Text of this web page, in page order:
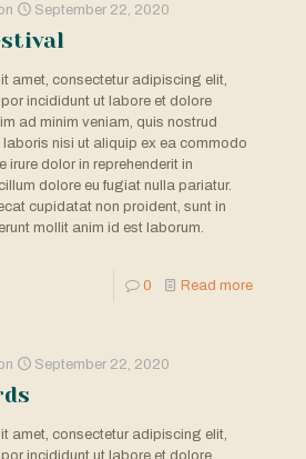
September 22, 2020
amet, consectetur adipiscing elit,
incididunt ut labore et dolore
ad minim veniam, quis nostrud
nisi ut aliquip ex ea commodo
irure dolor in reprehenderit in
dolore eu fugiat nulla pariatur.
cupidatat non proident, sunt in
mollit anim id est laborum.
0 Read more
September 22, 2020
amet, consectetur adipiscing elit,
incididunt ut labore et dolore